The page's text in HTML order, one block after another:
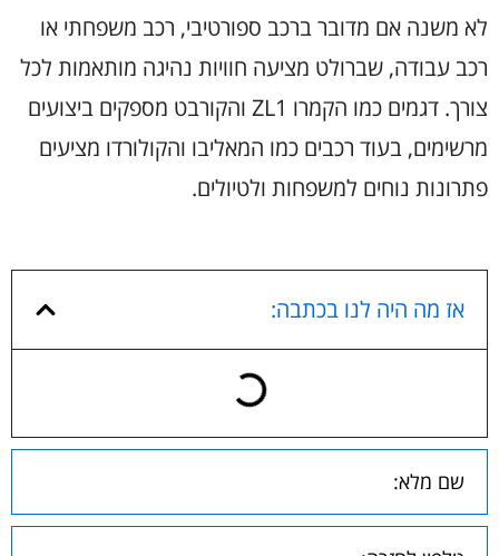
לא משנה אם מדובר ברכב ספורטיבי, רכב משפחתי או
רכב עבודה, שברולט מציעה חוויות נהיגה מותאמות לכל
צורך. דגמים כמו הקמרו ZL1 והקורבט מספקים ביצועים
מרשימים, בעוד רכבים כמו המאליבו והקולורדו מציעים
פתרונות נוחים למשפחות ולטיולים.
אז מה היה לנו בכתבה: